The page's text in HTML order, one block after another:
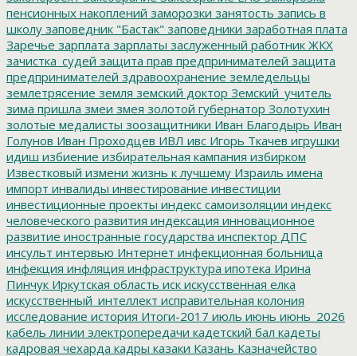
пенсионных накоплений заморозки занятость запись в
школу заповедник "Бастак" заповедники заработная плата
Заречье зарплата зарплаты заслуженный работник ЖКХ
зачистка_судей защита прав предпринимателей защита
предпринимателей здравоохранение земледельцы
землетрясение земля земский доктор Земский_учитель
зима пришла змеи змея золотой губернатор Золотухин
золотые медалисты зоозащитники Иван Благодырь Иван
Голунов Иван Проходцев ИВЛ ивс Игорь Ткачев игрушки
идиш избиение избирательная кампания избирком
Известковый измени жизнь к лучшему Израиль имена
импорт инвалиды инвестирование инвестиции
инвестиционные проекты индекс самоизоляции индекс
человеческого развития индексация инновационное
развитие иностранные государства инспектор ДПС
инсульт интервью Интернет инфекционная больница
инфекция инфляция инфраструктура ипотека Ирина
Пинчук Иркутская область иск искусственная елка
искусственный_интеллект исправительная колония
исследование история Итоги-2017 июль июнь июнь_2026
кабель линии электропередачи кадетский бал кадеты
кадровая чехарда кадры казаки Казань Казначейство